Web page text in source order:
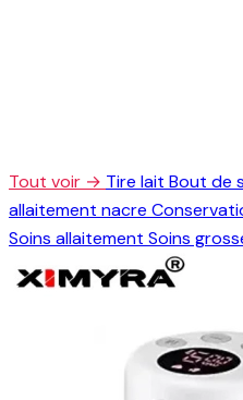
Tout voir → Tire lait Bout de
allaitement nacre
Soins allaitement Soins